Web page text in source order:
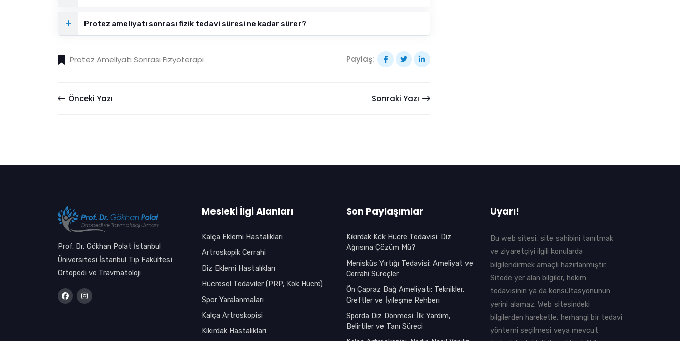
Protez ameliyatı sonrası fizik tedavi süresi ne kadar sürer?
Protez Ameliyatı Sonrası Fizyoterapi Paylaş:
Önceki Yazı Sonraki Yazı
Prof. Dr. Gökhan Polat İstanbul
Üniversitesi İstanbul Tıp Fakültesi
Ortopedi ve Travmatoloji
Mesleki İlgi Alanları
Kalça Eklemi Hastalıkları
Artroskopik Cerrahi
Diz Eklemi Hastalıkları
Hücresel Tedaviler (PRP, Kök Hücre)
Spor Yaralanmaları
Kalça Artroskopisi
Kıkırdak Hastalıkları
Son Paylaşımlar
Kıkırdak Kök Hücre Tedavisi: Diz
Ağrısına Çözüm Mü?
Menisküs Yırtığı Tedavisi: Ameliyat ve
Cerrahi Süreçler
Ön Çapraz Bağ Ameliyatı: Teknikler,
Greftler ve İyileşme Rehberi
Sporda Diz Dönmesi: İlk Yardım,
Belirtiler ve Tanı Süreci
Uyarı!
Bu web sitesi, site sahibini tanıtmak
ve ziyaretçiyi ilgili konularda
bilgilendirmek amaçlı hazırlanmıştır.
Sitede yer alan bilgiler, hekim
tedavisinin ya da konsültasyonunun
yerini alamaz. Web sitesindeki
bilgilerden hareketle, herhangi bir tedavi
yöntemi seçilmesi veya mevcut